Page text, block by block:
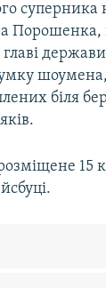
Порошенка,
біля
15